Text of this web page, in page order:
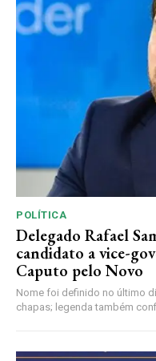
POLÍTICA
Delegado Rafael
candidato a vice-
Caputo pelo Novo
Nome foi definido no último
chapas; legenda também